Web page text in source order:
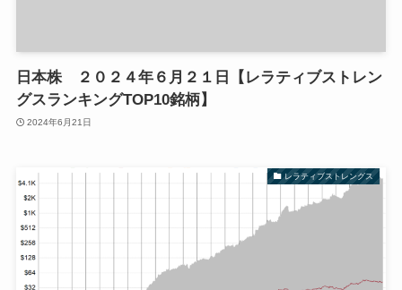
日本株 ２０２４年６月２１日【レラティブストレン
グスランキングTOP10銘柄】
2024年6月21日
レラティブストレングス